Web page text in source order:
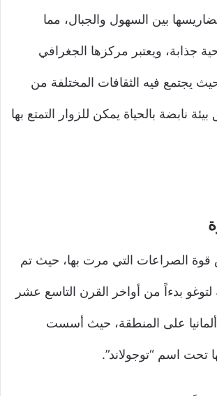
بين السهول والجبال، مما
جذابة، ويعتبر مركزها الجغرافي
يجتمع فيه الثقافات المختلفة من
نابضة بالحياة يمكن للزوار التمتع بها
قوة الصراعات التي مرت بها، حيث تم
لتوغو بدءاً من أواخر القرن التاسع عشر
على المنطقة، حيث أسست
تحت اسم “توجولاند”.